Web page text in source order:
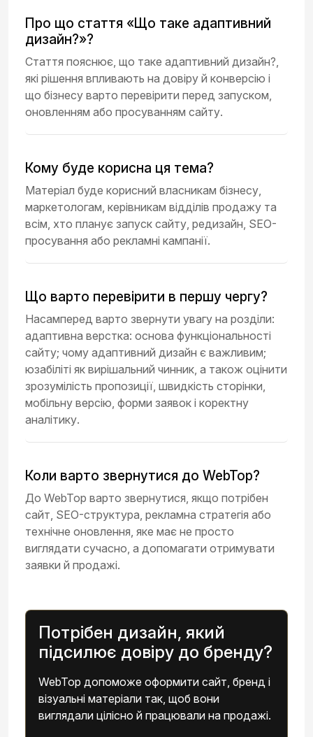
Про що стаття «Що таке адаптивний
дизайн?»?
Стаття пояснює, що таке адаптивний дизайн?,
які рішення впливають на довіру й конверсію і
що бізнесу варто перевірити перед запуском,
оновленням або просуванням сайту.
Кому буде корисна ця тема?
Матеріал буде корисний власникам бізнесу,
маркетологам, керівникам відділів продажу та
всім, хто планує запуск сайту, редизайн, SEO-
просування або рекламні кампанії.
Що варто перевірити в першу чергу?
Насамперед варто звернути увагу на розділи:
адаптивна верстка: основа функціональності
сайту; чому адаптивний дизайн є важливим;
юзабіліті як вирішальний чинник, а також оцінити
зрозумілість пропозиції, швидкість сторінки,
мобільну версію, форми заявок і коректну
аналітику.
Коли варто звернутися до WebTop?
До WebTop варто звернутися, якщо потрібен
сайт, SEO-структура, рекламна стратегія або
технічне оновлення, яке має не просто
виглядати сучасно, а допомагати отримувати
заявки й продажі.
Потрібен дизайн, який
підсилює довіру до бренду?
WebTop допоможе оформити сайт, бренд і
візуальні матеріали так, щоб вони
виглядали цілісно й працювали на продажі.